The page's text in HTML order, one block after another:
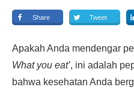
Share Tweet
Apakah Anda mendengar
What you eat’, ini adalah
bahwa kesehatan Anda